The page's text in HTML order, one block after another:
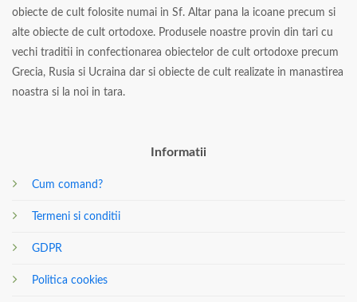
obiecte de cult folosite numai in Sf. Altar pana la icoane precum si
alte obiecte de cult ortodoxe. Produsele noastre provin din tari cu
vechi traditii in confectionarea obiectelor de cult ortodoxe precum
Grecia, Rusia si Ucraina dar si obiecte de cult realizate in manastirea
noastra si la noi in tara.
Informatii
Cum comand?
Termeni si conditii
GDPR
Politica cookies